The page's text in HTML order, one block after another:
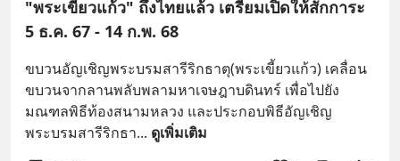
"พระเขี้ยวแก้ว" ถึงไทยแล้ว เตรียมเปิดให้สักการะ
5 ธ.ค. 67 - 14 ก.พ. 68
ขบวนอัญเชิญพระบรมสารีริกธาตุ(พระเขี้ยวแก้ว) เคลื่อน
ขบวนจากลานพลับพลามหาเจษฎาบดินทร์ เพื่อไปยัง
มณฑลพิธีท้องสนามหลวง และประกอบพิธีอัญเชิญ
พระบรมสารีริกธา... ดูเพิ่มเติม